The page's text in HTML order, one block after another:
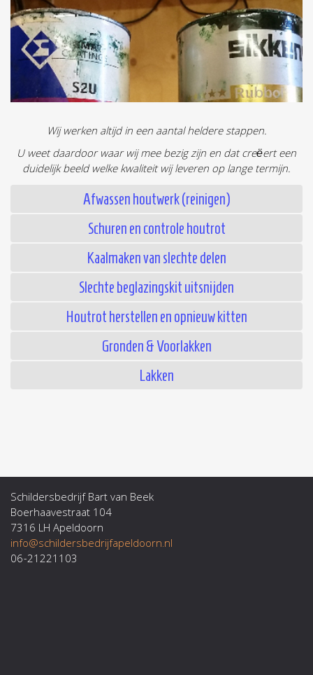
Wij werken altijd in een aantal heldere stappen.
U weet daardoor waar wij mee bezig zijn en dat creëert een
duidelijk beeld welke kwaliteit wij leveren op lange termijn.
Afwassen houtwerk (reinigen)
Schuren en controle houtrot
Kaalmaken van slechte delen
Slechte beglazingskit uitsnijden
Houtrot herstellen en opnieuw kitten
Gronden & Voorlakken
Lakken
Schildersbedrijf Bart van Beek
Boerhaavestraat 104
7316 LH Apeldoorn
info@schildersbedrijfapeldoorn.nl
06-21221103